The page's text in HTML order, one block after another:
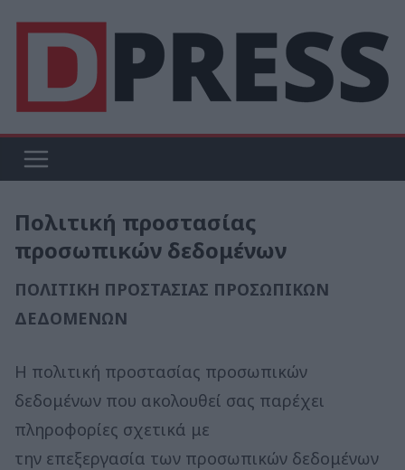
περιεχόμενο
Πολιτική προστασίας
προσωπικών δεδομένων
ΠΟΛΙΤΙΚΗ ΠΡΟΣΤΑΣΙΑΣ ΠΡΟΣΩΠΙΚΩΝ
ΔΕΔΟΜΕΝΩΝ
Η πολιτική προστασίας προσωπικών
δεδομένων που ακολουθεί σας παρέχει
πληροφορίες σχετικά με
την επεξεργασία των προσωπικών δεδομένων